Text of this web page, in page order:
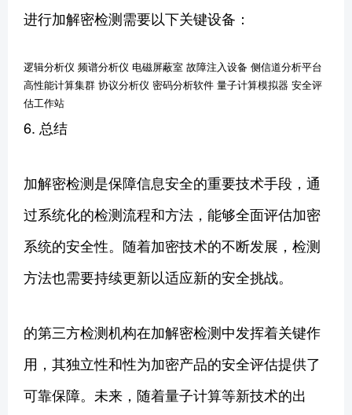
进行加解密检测需要以下关键设备：
逻辑分析仪 频谱分析仪 电磁屏蔽室 故障注入设备 侧信道分析平台
高性能计算集群 协议分析仪 密码分析软件 量子计算模拟器 安全评
估工作站
6. 总结
加解密检测是保障信息安全的重要技术手段，通
过系统化的检测流程和方法，能够全面评估加密
系统的安全性。随着加密技术的不断发展，检测
方法也需要持续更新以适应新的安全挑战。
的第三方检测机构在加解密检测中发挥着关键作
用，其独立性和性为加密产品的安全评估提供了
可靠保障。未来，随着量子计算等新技术的出